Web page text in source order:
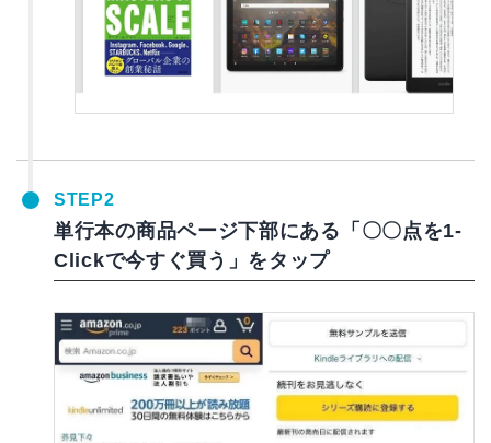
STEP2
単行本の商品ページ下部にある「〇〇点を1-
Clickで今すぐ買う」をタップ